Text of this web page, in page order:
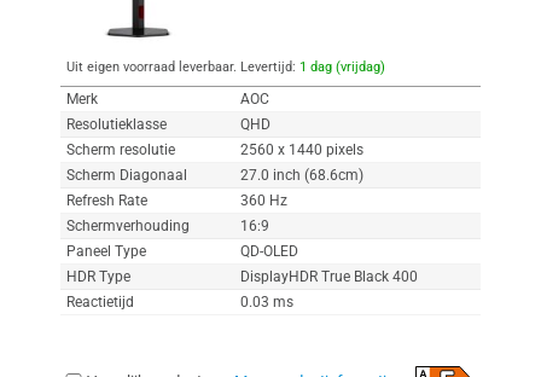
Uit eigen voorraad leverbaar. Levertijd: 1 dag (vrijdag)
Merk
AOC
Resolutieklasse
QHD
Scherm resolutie
2560 x 1440 pixels
Scherm Diagonaal
27.0 inch (68.6cm)
Refresh Rate
360 Hz
Schermverhouding
16:9
Paneel Type
QD-OLED
HDR Type
DisplayHDR True Black 400
Reactietijd
0.03 ms